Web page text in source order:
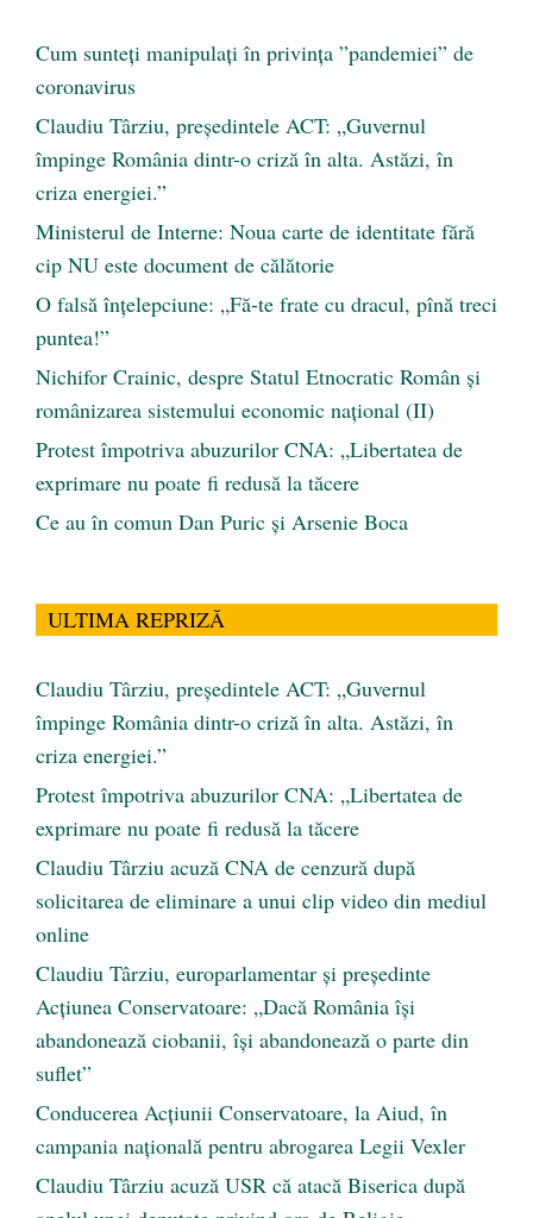
Cum sunteți manipulați în privința ”pandemiei” de
coronavirus
Claudiu Târziu, președintele ACT: „Guvernul
împinge România dintr-o criză în alta. Astăzi, în
criza energiei.”
Ministerul de Interne: Noua carte de identitate fără
cip NU este document de călătorie
O falsă înțelepciune: „Fă-te frate cu dracul, pînă treci
puntea!”
Nichifor Crainic, despre Statul Etnocratic Român şi
românizarea sistemului economic naţional (II)
Protest împotriva abuzurilor CNA: „Libertatea de
exprimare nu poate fi redusă la tăcere
Ce au în comun Dan Puric şi Arsenie Boca
ULTIMA REPRIZĂ
Claudiu Târziu, președintele ACT: „Guvernul
împinge România dintr-o criză în alta. Astăzi, în
criza energiei.”
Protest împotriva abuzurilor CNA: „Libertatea de
exprimare nu poate fi redusă la tăcere
Claudiu Târziu acuză CNA de cenzură după
solicitarea de eliminare a unui clip video din mediul
online
Claudiu Târziu, europarlamentar și președinte
Acțiunea Conservatoare: „Dacă România își
abandonează ciobanii, își abandonează o parte din
suflet”
Conducerea Acțiunii Conservatoare, la Aiud, în
campania națională pentru abrogarea Legii Vexler
Claudiu Târziu acuză USR că atacă Biserica după